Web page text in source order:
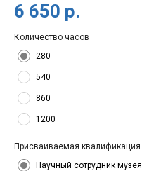
6 650 р.
Количество часов
280
540
860
1200
Присваиваемая квалификация
Научный сотрудник музея